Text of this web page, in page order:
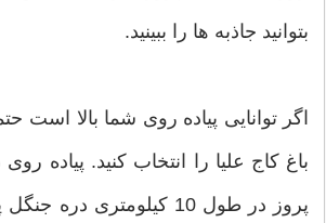
بتوانید جاذبه ها را ببینید.
اگر توانایی پیاده روی شما بالا است
باغ کاج علیا را انتخاب کنید. پیاده
پروز در طول 10 کیلومتری